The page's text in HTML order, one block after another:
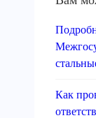
Как